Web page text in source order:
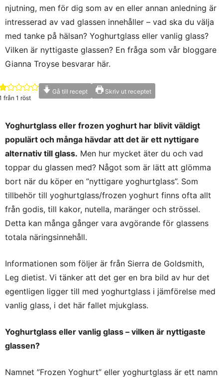
njutning, men för dig som av en eller annan anledning är
intresserad av vad glassen innehåller – vad ska du välja
med tanke på hälsan? Yoghurtglass eller vanlig glass?
Vilken är nyttigaste glassen? En fråga som vår bloggare
Gianna Troyse besvarar här.
från 1 röst
Gå till recept Skriv ut receptet
Yoghurtglass eller frozen yoghurt har blivit väldigt
populärt och många hävdar att det är ett nyttigare
alternativ till glass. Men hur mycket äter du och vad
toppar du glassen med? Något som är lätt att glömma
bort när du köper en ”nyttigare yoghurtglass”. Som
tillbehör till yoghurtglass/frozen yoghurt finns ofta allt
från godis, till kakor, nutella, maränger och strössel.
Detta kan många gånger vara avgörande för glassens
totala näringsinnehåll.
Informationen som följer är från Sierra de Goldsmith,
Leg dietist. Vi tänker att det ger en bra bild av hur det
egentligen ligger till med yoghurtglass i jämförelse med
vanlig glass, i det här fallet mjukglass.
Yoghurtglass eller vanlig glass – vilken är nyttigaste
glassen?
Namnet ”Frozen Yoghurt” eller yoghurtglass är ett namn